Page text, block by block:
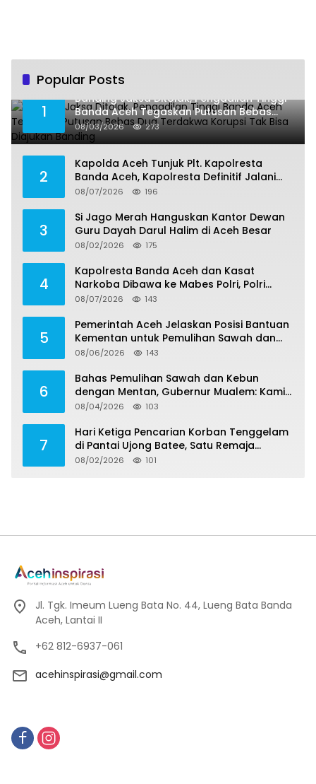
Popular Posts
1
Banding Jaksa Ditolak, Pengadilan Tinggi
Banda Aceh Tegaskan Putusan Bebas
Dua Terdakwa Korupsi Tak Bisa Diajukan
Banding
08/03/2026 273
2
Kapolda Aceh Tunjuk Plt. Kapolresta
Banda Aceh, Kapolresta Definitif Jalani
Pemeriksaan di Mabes Polri
08/07/2026 196
3
Si Jago Merah Hanguskan Kantor Dewan
Guru Dayah Darul Halim di Aceh Besar
08/02/2026 175
4
Kapolresta Banda Aceh dan Kasat
Narkoba Dibawa ke Mabes Polri, Polri
Tegaskan Proses Berjalan Profesional dan
08/07/2026 143
5
Pemerintah Aceh Jelaskan Posisi Bantuan
Kementan untuk Pemulihan Sawah dan
Kebun
08/06/2026 143
6
Bahas Pemulihan Sawah dan Kebun
dengan Mentan, Gubernur Mualem: Kami
Butuh Dukungan Pak Menteri
08/04/2026 103
7
Hari Ketiga Pencarian Korban Tenggelam
di Pantai Ujong Batee, Satu Remaja
Ditemukan Meninggal, Satu Masih Hilang
08/02/2026 101
Jl. Tgk. Imeum Lueng Bata No. 44, Lueng Bata Banda
Aceh, Lantai II
+62 812-6937-061
acehinspirasi@gmail.com